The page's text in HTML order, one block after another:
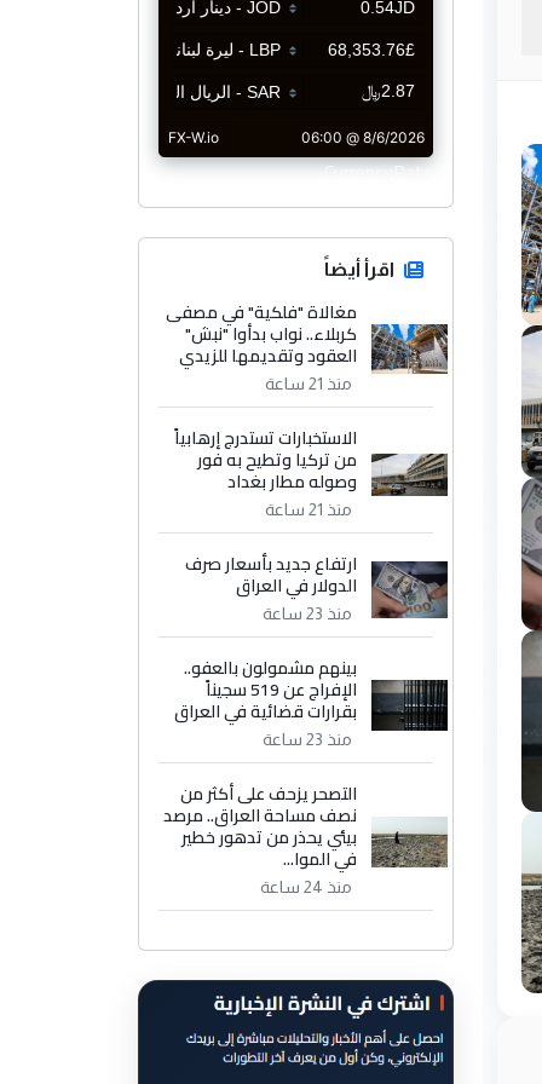
CurrencyRate
اقرأ أيضاً
مغالاة "فلكية" في مصفى
كربلاء.. نواب بدأوا "نبش"
العقود وتقديمها للزيدي
منذ 21 ساعة
الاستخبارات تستدرج إرهابياً
من تركيا وتطيح به فور
وصوله مطار بغداد
منذ 21 ساعة
ارتفاع جديد بأسعار صرف
الدولار في العراق
منذ 23 ساعة
بينهم مشمولون بالعفو..
الإفراج عن 519 سجيناً
بقرارات قضائية في العراق
منذ 23 ساعة
التصحر يزحف على أكثر من
نصف مساحة العراق.. مرصد
بيئي يحذر من تدهور خطير
في الموا...
منذ 24 ساعة